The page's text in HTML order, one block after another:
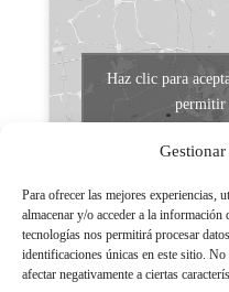
Para ofrecer las mejores experiencias,
almacenar y/o acceder a la
tecnologías nos permitirá procesar
identificaciones únicas en este sitio.
afectar negativamente a ciertas
Haz clic para
permitir
Aviso legal